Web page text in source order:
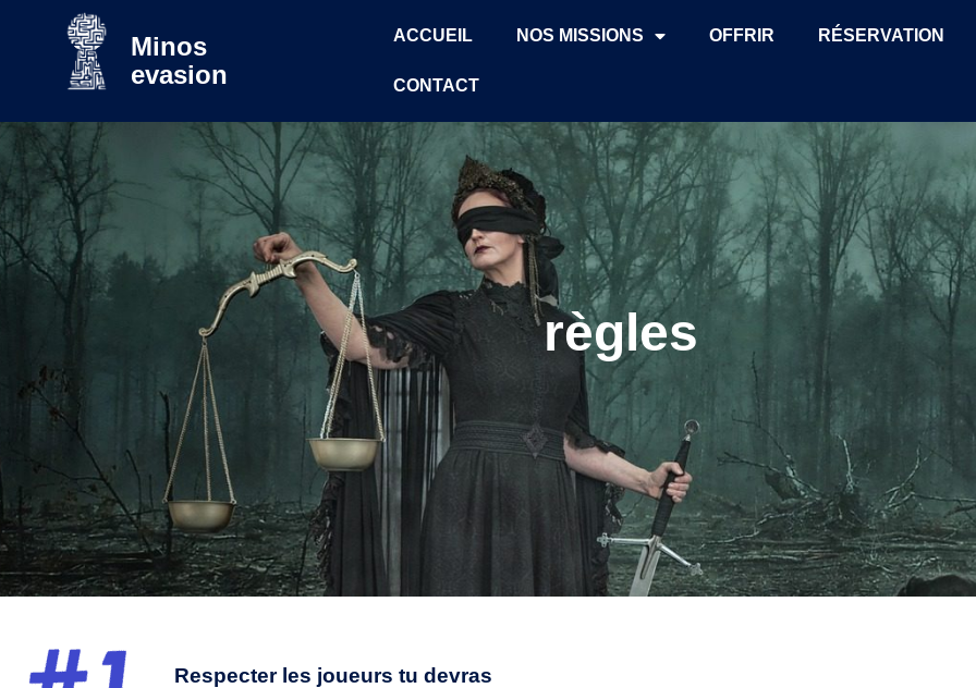
Minos
evasion
ACCUEIL NOS MISSIONS OFFRIR RÉSERVATION
CONTACT
règles
Respecter les joueurs tu devras